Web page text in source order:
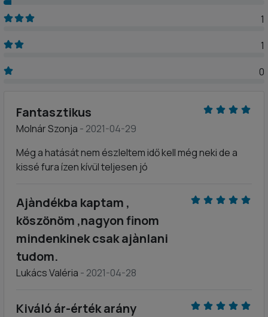
1
1
0
Fantasztikus
Molnár Szonja - 2021-04-29
Még a hatását nem észleltem idő kell még neki de a
kissé fura ízen kívül teljesen jó
Ajàndékba kaptam ,
köszönöm ,nagyon finom
mindenkinek csak ajànlani
tudom.
Lukács Valéria - 2021-04-28
Kiváló ár-érték arány